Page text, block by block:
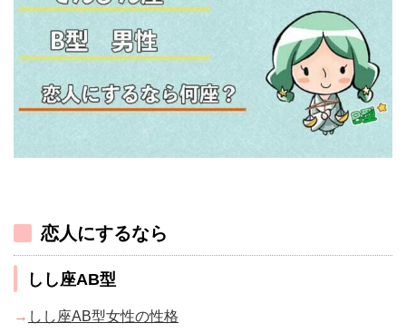
恋人にするなら
しし座AB型
→ しし座AB型女性の性格